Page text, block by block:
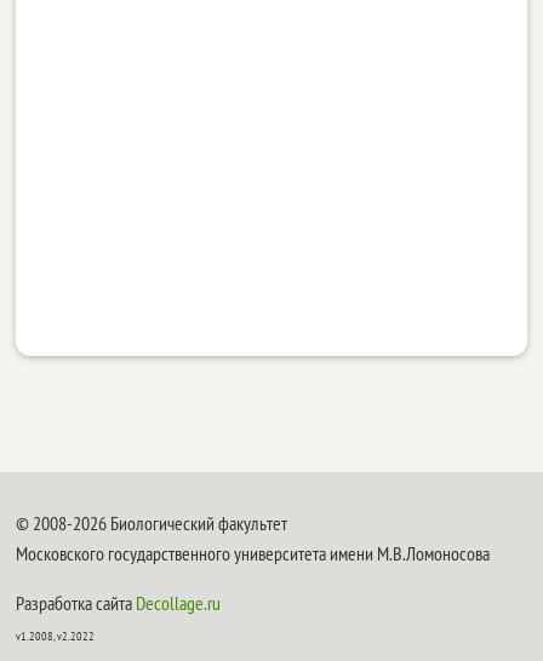
© 2008-2026 Биологический факультет
Московского государственного университета имени М.В.Ломоносова
Разработка сайта Decollage.ru
v1.2008, v2.2022